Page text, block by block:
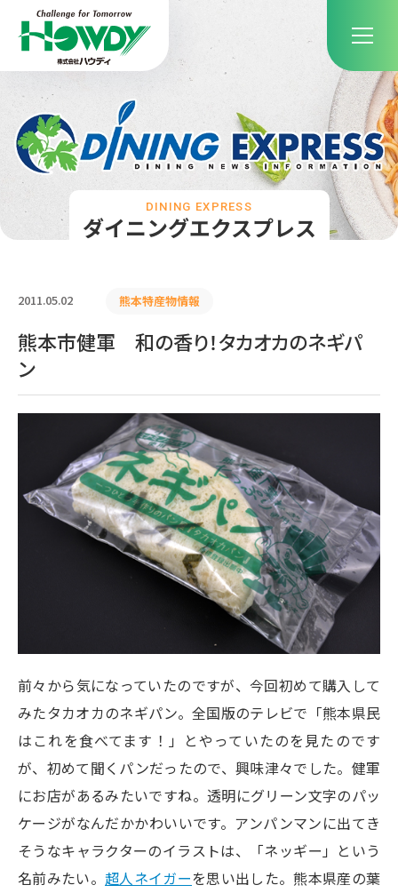
ダイニングエクスプレス
DINING EXPRESS
2011.05.02 熊本特産物情報
熊本市健軍 和の香り！タカオカのネギパ
ン
前々から気になっていたのですが、今回初めて購入して
みたタカオカのネギパン。全国版のテレビで「熊本県民
はこれを食べてます！」とやっていたのを見たのです
が、初めて聞くパンだったので、興味津々でした。健軍
にお店があるみたいですね。透明にグリーン文字のパッ
ケージがなんだかかわいいです。アンパンマンに出てき
そうなキャラクターのイラストは、「ネッギー」という
名前みたい。 超人ネイガーを思い出した。熊本県産の葉